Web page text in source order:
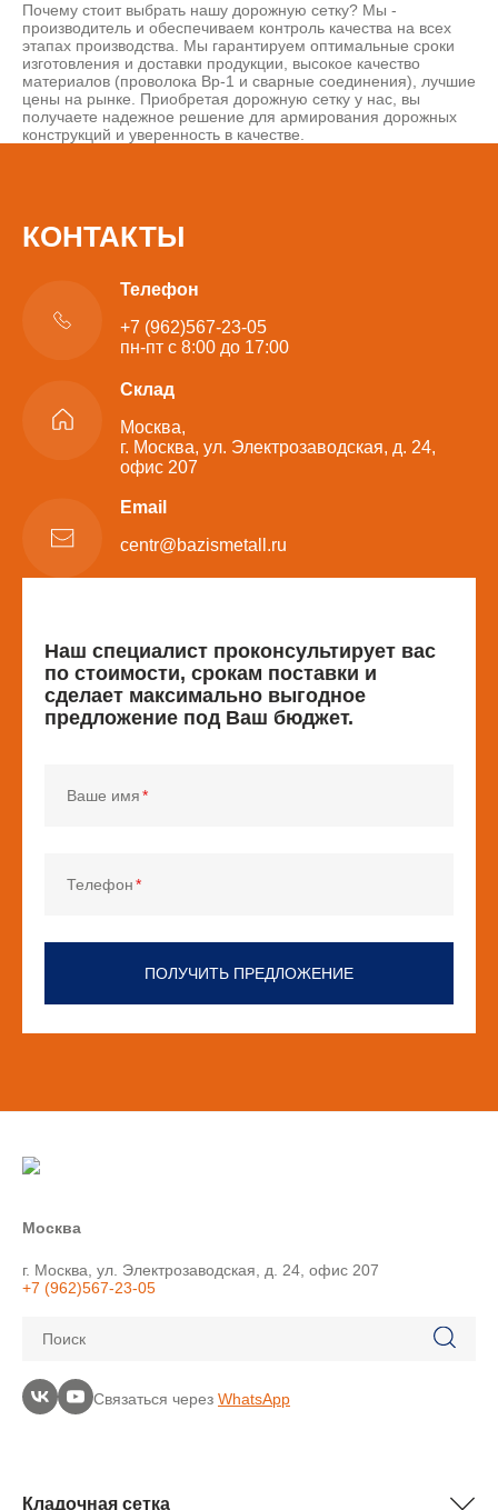
Почему стоит выбрать нашу дорожную сетку? Мы -
производитель и обеспечиваем контроль качества на всех
этапах производства. Мы гарантируем оптимальные сроки
изготовления и доставки продукции, высокое качество
материалов (проволока Вр-1 и сварные соединения), лучшие
цены на рынке. Приобретая дорожную сетку у нас, вы
получаете надежное решение для армирования дорожных
конструкций и уверенность в качестве.
КОНТАКТЫ
Телефон
+7 (962)567-23-05
пн-пт с 8:00 до 17:00
Склад
Москва,
г. Москва, ул. Электрозаводская, д. 24,
офис 207
Email
centr@bazismetall.ru
Наш специалист проконсультирует вас
по стоимости, срокам поставки и
сделает максимально выгодное
предложение под Ваш бюджет.
Ваше имя
Телефон
ПОЛУЧИТЬ ПРЕДЛОЖЕНИЕ
Москва
г. Москва, ул. Электрозаводская, д. 24, офис 207
+7 (962)567-23-05
Поиск
Связаться через WhatsApp
Кладочная сетка